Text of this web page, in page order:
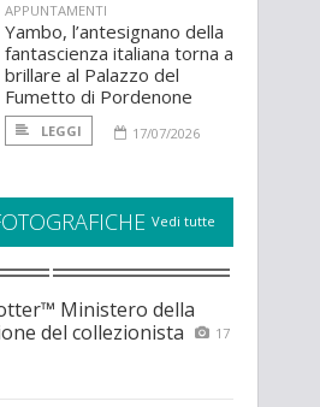
APPUNTAMENTI
Yambo, l’antesignano della
fantascienza italiana torna a
brillare al Palazzo del
Fumetto di Pordenone
LEGGI 17/07/2026
Vedi tutte
Ministero della
del collezionista
17